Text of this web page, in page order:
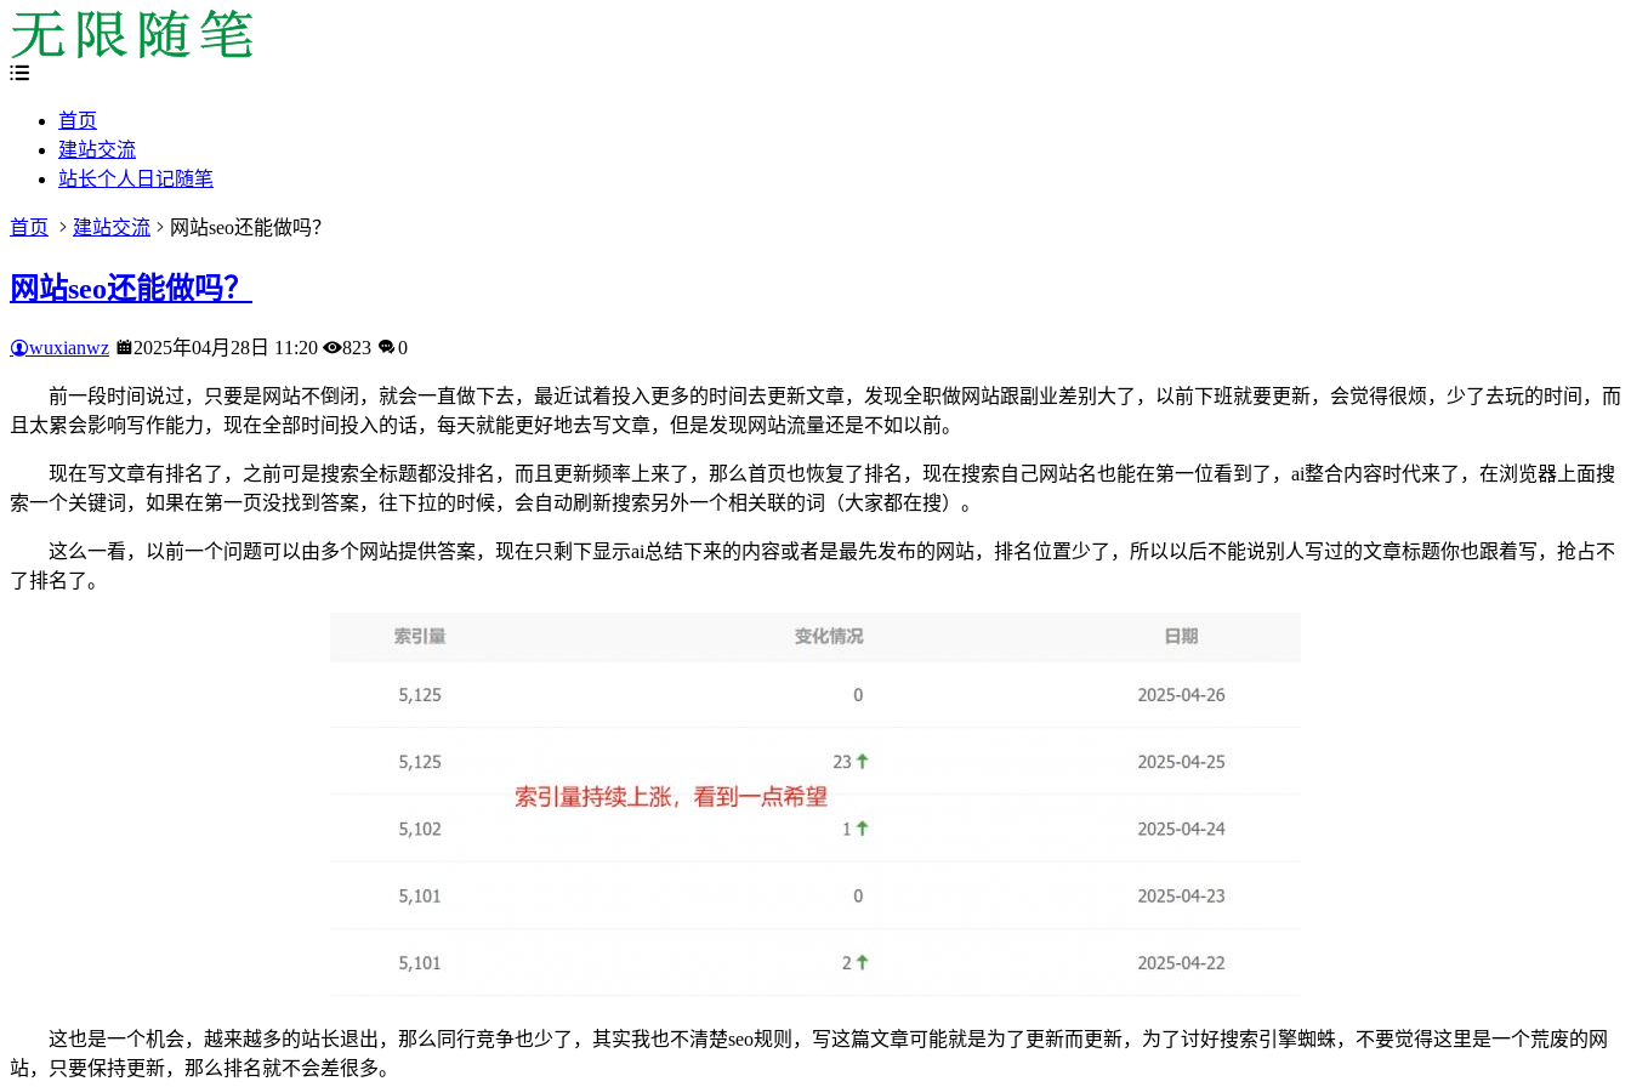
首页
建站交流
站长个人日记随笔
首页 建站交流 网站seo还能做吗？
网站seo还能做吗？
wuxianwz 2025年04月28日 11:20 823 0
前一段时间说过，只要是网站不倒闭，就会一直做下去，最近试着投入更多的时间去更新文章，发现全职做网站跟副业差别大了，以前下班就要更新，会觉得很烦，少了去玩的时间，而
且太累会影响写作能力，现在全部时间投入的话，每天就能更好地去写文章，但是发现网站流量还是不如以前。
现在写文章有排名了，之前可是搜索全标题都没排名，而且更新频率上来了，那么首页也恢复了排名，现在搜索自己网站名也能在第一位看到了，ai整合内容时代来了，在浏览器上面搜
索一个关键词，如果在第一页没找到答案，往下拉的时候，会自动刷新搜索另外一个相关联的词（大家都在搜）。
这么一看，以前一个问题可以由多个网站提供答案，现在只剩下显示ai总结下来的内容或者是最先发布的网站，排名位置少了，所以以后不能说别人写过的文章标题你也跟着写，抢占不
了排名了。
这也是一个机会，越来越多的站长退出，那么同行竞争也少了，其实我也不清楚seo规则，写这篇文章可能就是为了更新而更新，为了讨好搜索引擎蜘蛛，不要觉得这里是一个荒废的网
站，只要保持更新，那么排名就不会差很多。